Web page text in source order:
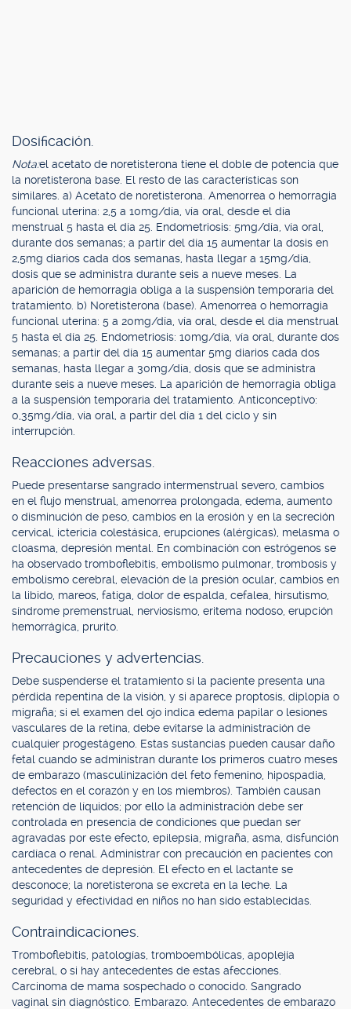
Dosificación.
Nota:el acetato de noretisterona tiene el doble de potencia que
la noretisterona base. El resto de las características son
similares. a) Acetato de noretisterona. Amenorrea o hemorragia
funcional uterina: 2,5 a 10mg/día, vía oral, desde el día
menstrual 5 hasta el día 25. Endometriosis: 5mg/día, vía oral,
durante dos semanas; a partir del día 15 aumentar la dosis en
2,5mg diarios cada dos semanas, hasta llegar a 15mg/día,
dosis que se administra durante seis a nueve meses. La
aparición de hemorragia obliga a la suspensión temporaria del
tratamiento. b) Noretisterona (base). Amenorrea o hemorragia
funcional uterina: 5 a 20mg/día, vía oral, desde el día menstrual
5 hasta el día 25. Endometriosis: 10mg/día, vía oral, durante dos
semanas; a partir del día 15 aumentar 5mg diarios cada dos
semanas, hasta llegar a 30mg/día, dosis que se administra
durante seis a nueve meses. La aparición de hemorragia obliga
a la suspensión temporaria del tratamiento. Anticonceptivo:
0,35mg/día, vía oral, a partir del día 1 del ciclo y sin
interrupción.
Reacciones adversas.
Puede presentarse sangrado intermenstrual severo, cambios
en el flujo menstrual, amenorrea prolongada, edema, aumento
o disminución de peso, cambios en la erosión y en la secreción
cervical, ictericia colestásica, erupciones (alérgicas), melasma o
cloasma, depresión mental. En combinación con estrógenos se
ha observado tromboflebitis, embolismo pulmonar, trombosis y
embolismo cerebral, elevación de la presión ocular, cambios en
la libido, mareos, fatiga, dolor de espalda, cefalea, hirsutismo,
síndrome premenstrual, nerviosismo, eritema nodoso, erupción
hemorrágica, prurito.
Precauciones y advertencias.
Debe suspenderse el tratamiento si la paciente presenta una
pérdida repentina de la visión, y si aparece proptosis, diplopía o
migraña; si el examen del ojo indica edema papilar o lesiones
vasculares de la retina, debe evitarse la administración de
cualquier progestágeno. Estas sustancias pueden causar daño
fetal cuando se administran durante los primeros cuatro meses
de embarazo (masculinización del feto femenino, hipospadia,
defectos en el corazón y en los miembros). También causan
retención de líquidos; por ello la administración debe ser
controlada en presencia de condiciones que puedan ser
agravadas por este efecto, epilepsia, migraña, asma, disfunción
cardíaca o renal. Administrar con precaución en pacientes con
antecedentes de depresión. El efecto en el lactante se
desconoce; la noretisterona se excreta en la leche. La
seguridad y efectividad en niños no han sido establecidas.
Contraindicaciones.
Tromboflebitis, patologías, tromboembólicas, apoplejía
cerebral, o si hay antecedentes de estas afecciones.
Carcinoma de mama sospechado o conocido. Sangrado
vaginal sin diagnóstico. Embarazo. Antecedentes de embarazo